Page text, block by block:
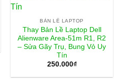
BẢN LỀ LAPTOP
Thay Bản Lề Laptop Dell
Alienware Area-51m R1, R2
– Sửa Gãy Trụ, Bung Vỏ Uy
Tín
250.000₫